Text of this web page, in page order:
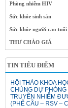
Phòng nhiễm HIV
Sức khỏe sinh sản
Sức khỏe người cao tuổi
THƯ CHÀO GIÁ
TIN TIÊU ĐIỂM
HỘI THẢO KHOA
CHỦNG DỰ PHÒNG
TRUYỀN NHIỄM
(PHẾ CẦU – RSV –